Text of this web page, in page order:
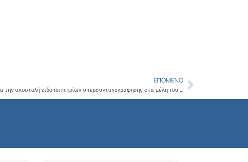
ΕΠΌΜΕΝΟ
Ο ΙΣΑ διαμαρτύρεται έντονα για την αποστολή ειδοποιητηρίων υπερσυνταγογράφησης στα μέλη του από τον ΕΟΠΥΥNext